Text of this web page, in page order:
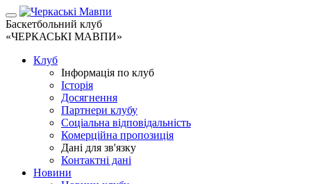
Баскетбольний клуб
«ЧЕРКАСЬКІ МАВПИ»
Клуб
Інформація по клуб
Історія
Досягнення
Партнери клубу
Соціальна відповідальність
Комерційна пропозиція
Дані для зв'язку
Контактні дані
Новини